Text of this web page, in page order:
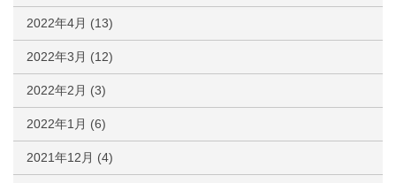
2022年4月 (13)
2022年3月 (12)
2022年2月 (3)
2022年1月 (6)
2021年12月 (4)